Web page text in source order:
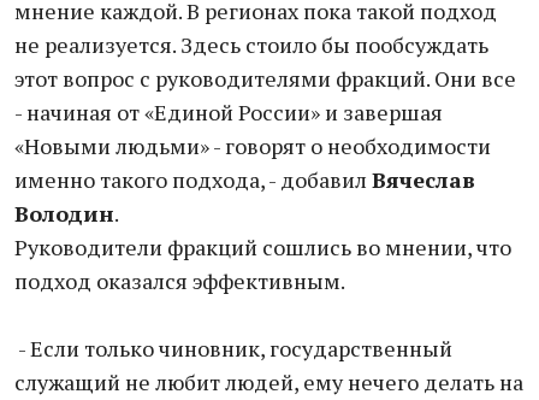
мнение каждой. В регионах пока такой подход
не реализуется. Здесь стоило бы пообсуждать
этот вопрос с руководителями фракций. Они все
- начиная от «Единой России» и завершая
«Новыми людьми» - говорят о необходимости
именно такого подхода, - добавил Вячеслав
Володин.
Руководители фракций сошлись во мнении, что
подход оказался эффективным.
- Если только чиновник, государственный
служащий не любит людей, ему нечего делать на